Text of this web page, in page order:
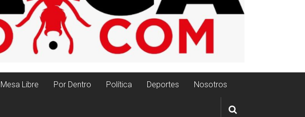
Mesa Libre Por Dentro Política Deportes Nosotros